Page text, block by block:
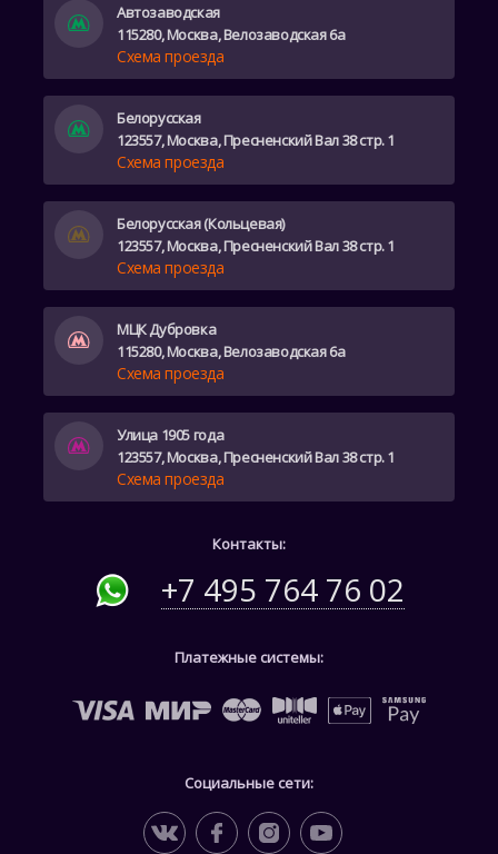
Социальные сети:
Платежные системы:
Контакты:
+7 495 764 76 02
Автозаводская
115280, Москва, Велозаводская 6а
Схема проезда
Белорусская
123557, Москва, Пресненский Вал 38 стр. 1
Схема проезда
Белорусская (Кольцевая)
123557, Москва, Пресненский Вал 38 стр. 1
Схема проезда
МЦК Дубровка
115280, Москва, Велозаводская 6а
Схема проезда
Улица 1905 года
123557, Москва, Пресненский Вал 38 стр. 1
Схема проезда